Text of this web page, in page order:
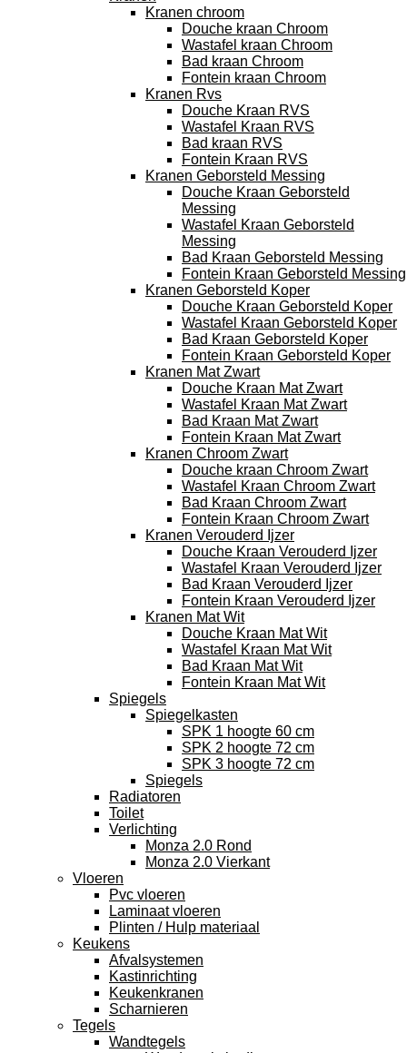
Kranen chroom
Douche kraan Chroom
Wastafel kraan Chroom
Bad kraan Chroom
Fontein kraan Chroom
Kranen Rvs
Douche Kraan RVS
Wastafel Kraan RVS
Bad kraan RVS
Fontein Kraan RVS
Kranen Geborsteld Messing
Douche Kraan Geborsteld
Messing
Wastafel Kraan Geborsteld
Messing
Bad Kraan Geborsteld Messing
Fontein Kraan Geborsteld Messing
Kranen Geborsteld Koper
Douche Kraan Geborsteld Koper
Wastafel Kraan Geborsteld Koper
Bad Kraan Geborsteld Koper
Fontein Kraan Geborsteld Koper
Kranen Mat Zwart
Douche Kraan Mat Zwart
Wastafel Kraan Mat Zwart
Bad Kraan Mat Zwart
Fontein Kraan Mat Zwart
Kranen Chroom Zwart
Douche kraan Chroom Zwart
Wastafel Kraan Chroom Zwart
Bad Kraan Chroom Zwart
Fontein Kraan Chroom Zwart
Kranen Verouderd Ijzer
Douche Kraan Verouderd Ijzer
Wastafel Kraan Verouderd Ijzer
Bad Kraan Verouderd Ijzer
Fontein Kraan Verouderd Ijzer
Kranen Mat Wit
Douche Kraan Mat Wit
Wastafel Kraan Mat Wit
Bad Kraan Mat Wit
Fontein Kraan Mat Wit
Spiegels
Spiegelkasten
SPK 1 hoogte 60 cm
SPK 2 hoogte 72 cm
SPK 3 hoogte 72 cm
Spiegels
Radiatoren
Toilet
Verlichting
Monza 2.0 Rond
Monza 2.0 Vierkant
Vloeren
Pvc vloeren
Laminaat vloeren
Plinten / Hulp materiaal
Keukens
Afvalsystemen
Kastinrichting
Keukenkranen
Scharnieren
Tegels
Wandtegels